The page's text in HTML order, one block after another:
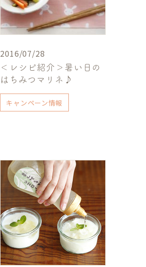
2016/07/28
＜レシピ紹介＞暑い日の
はちみつマリネ♪
キャンペーン情報